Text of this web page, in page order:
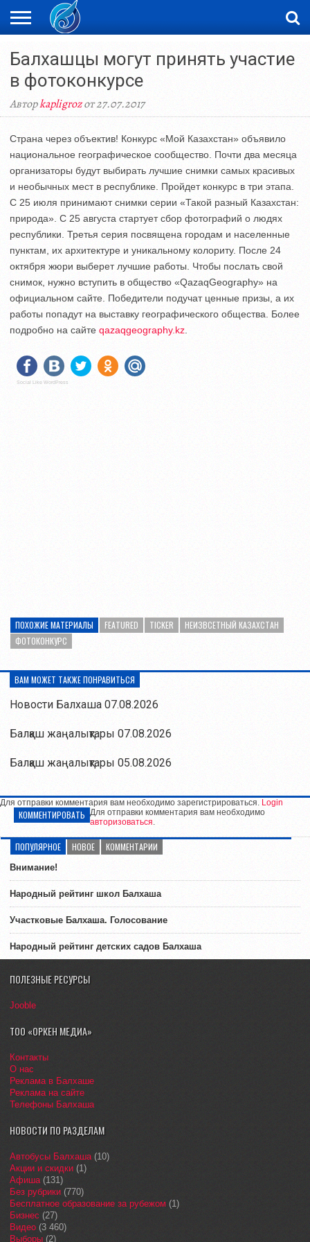
НОВОСТИ
ВИДЕО
ФОТОРЕПОРТАЖИ
ОРКЕН
Балхашцы могут принять участие
в фотоконкурсе
Авторkapligrozот 27.07.2017
Страна через объектив! Конкурс «Мой Казахстан» объявило
национальное географическое сообщество. Почти два месяца
организаторы будут выбирать лучшие снимки самых красивых
и необычных мест в республике. Пройдет конкурс в три этапа.
С 25 июля принимают снимки серии «Такой разный Казахстан:
природа». С 25 августа стартует сбор фотографий о людях
республики. Третья серия посвящена городам и населенные
пунктам, их архитектуре и уникальному колориту. После 24
октября жюри выберет лучшие работы. Чтобы послать свой
снимок, нужно вступить в общество «QazaqGeography» на
официальном сайте. Победители подучат ценные призы, а их
работы попадут на выставку географического общества. Более
подробно на сайте qazaqgeography.kz
Social Like WordPress
ПОХОЖИЕ МАТЕРИАЛЫ FEATURED TICKER
НЕИЗВСЕТНЫЙ КАЗАХСТАН
ФОТОКОНКУРС
ВАМ МОЖЕТ ТАКЖЕ ПОНРАВИТЬСЯ
Новости Балхаша 07.08.2026
Балқаш жаңалықтары 07.08.2026
Балқаш жаңалықтары 05.08.2026
Для отправки комментария вам необходимо зарегистрироваться. Login
КОММЕНТИРОВАТЬ Для отправки комментария вам необходимо
авторизоваться.
ПОПУЛЯРНОЕ НОВОЕ КОММЕНТАРИИ
Внимание!
Народный рейтинг школ Балхаша
Участковые Балхаша. Голосование
Народный рейтинг детских садов Балхаша
ПОЛЕЗНЫЕ РЕСУРСЫ
Jooble
ТОО «ОРКЕН МЕДИА»
Контакты
О нас
Реклама в Балхаше
Реклама на сайте
Телефоны Балхаша
НОВОСТИ ПО РАЗДЕЛАМ
Автобусы Балхаша(10)
Акции и скидки (1)
Афиша(131)
Без рубрики (770)
Бесплатное образование за рубежом (1)
Бизнес (27)
Видео (3 460)
Выборы (2)